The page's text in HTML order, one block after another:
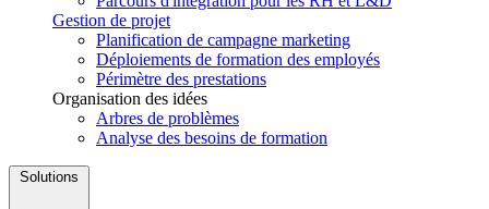
Gestion de projet
Planification de campagne marketing
Déploiements de formation des employés
Périmètre des prestations
Organisation des idées
Arbres de problèmes
Analyse des besoins de formation
Solutions